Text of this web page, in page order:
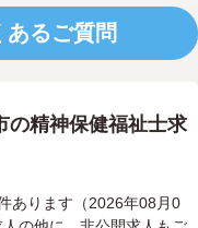
あるご質問
の精神保健福祉士求
あります（2026年08月0